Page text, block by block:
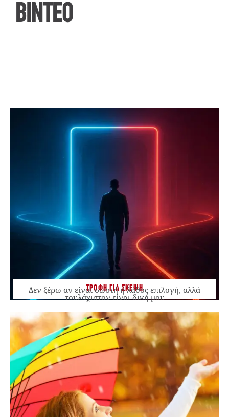
ΒΙΝΤΕΟ
ΤΡΟΦΗ ΓΙΑ ΣΚΕΨΗ
Δεν ξέρω αν είναι σωστή ή λάθος επιλογή, αλλά
τουλάχιστον είναι δική μου